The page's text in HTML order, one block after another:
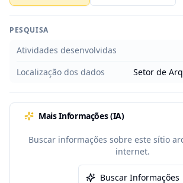
PESQUISA
Atividades desenvolvidas
Localização dos dados
Setor de
Mais Informações (IA)
Buscar informações sobre este sítio
internet.
Buscar Informações